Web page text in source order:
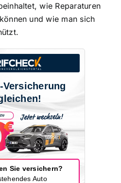
wie Reparaturen
und wie man sich
Sie versichern?
Auto